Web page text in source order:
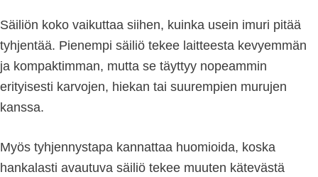
Säiliön koko vaikuttaa siihen, kuinka usein imuri pitää
tyhjentää. Pienempi säiliö tekee laitteesta kevyemmän
ja kompaktimman, mutta se täyttyy nopeammin
erityisesti karvojen, hiekan tai suurempien murujen
kanssa.
Myös tyhjennystapa kannattaa huomioida, koska
hankalasti avautuva säiliö tekee muuten kätevästä